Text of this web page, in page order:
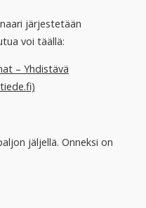
järjestetään
voi täällä:
– Yhdistävä
jäljellä. Onneksi on